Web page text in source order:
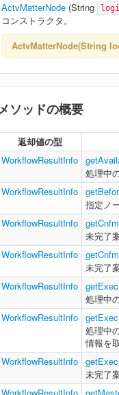
ActvMatterNode (String
コンストラクタ。
ActvMatterNode(String
ソッドの概要
返却値の型
WorkflowResultInfo
処理中
WorkflowResultInfo
指定ノ
WorkflowResultInfo
未完了
WorkflowResultInfo
未完了
WorkflowResultInfo
処理中
WorkflowResultInfo
処理中
情報を
WorkflowResultInfo
未完了